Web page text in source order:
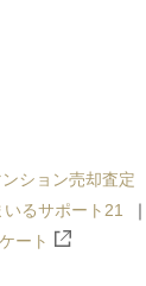
ション売却査定
いるサポート21
ート